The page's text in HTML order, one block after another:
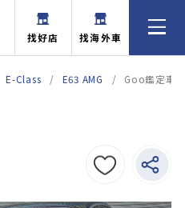
找好店 找海外車
E-Class E63 AMG Goo鑑定車